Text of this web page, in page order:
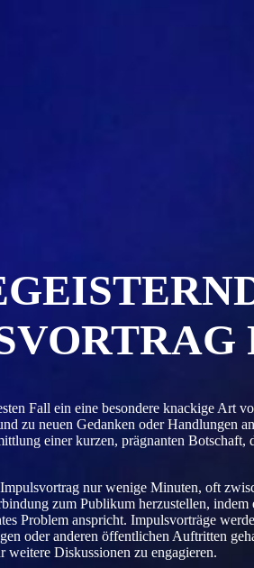
Fall ein eine besondere knackige Art
zu neuen Gedanken oder Handlungen
einer kurzen, prägnanten
nur wenige Minuten, oft
zum Publikum herzustellen,
Problem anspricht. Impulsvorträge
oder anderen öffentlichen Auftritten
weitere Diskussionen zu engagieren.